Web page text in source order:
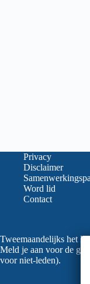
Privacy
Disclaimer
Word lid
Contact
Tweemaandelijks het
Meld je aan voor de
voor niet-leden).